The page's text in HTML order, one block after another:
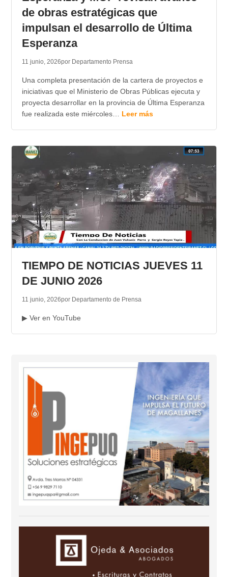
de obras estratégicas que
impulsan el desarrollo de Última
Esperanza
11 junio, 2026por Departamento Prensa
Una completa presentación de la cartera de proyectos e
iniciativas que el Ministerio de Obras Públicas ejecuta y
proyecta desarrollar en la provincia de Última Esperanza
fue realizada este miércoles… Leer más
TIEMPO DE NOTICIAS JUEVES 11
DE JUNIO 2026
11 junio, 2026por Departamento de Prensa
▶ Ver en YouTube